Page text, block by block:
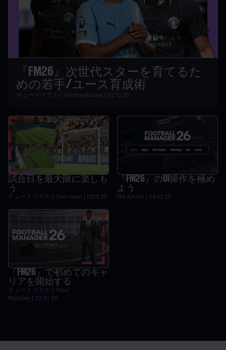
『FM26』次世代スターを育てるた
めの若手/ユース育成術
チュートリアル | InvWingbacks | 02.12.25
試合日を最大限に楽しも
う
チュートリアル | Dan Gear | 05.11.25
『FM26』のUI操作を極め
よう
FM Admin | 24.10.25
『FM26』で初めてのキャ
リアを開始する
チュートリアル | Paul
Madden | 23.10.25